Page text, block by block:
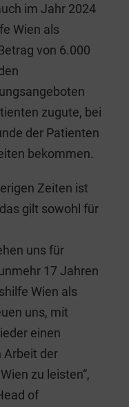
ai
l
tt
er
im Jahr 2024
Wien als
von 6.000
zugute, bei
der Patienten
bekommen.
Zeiten ist
gilt sowohl für
uns für
17 Jahren
Wien als
uns, mit
einen
Arbeit der
zu leisten“,
of